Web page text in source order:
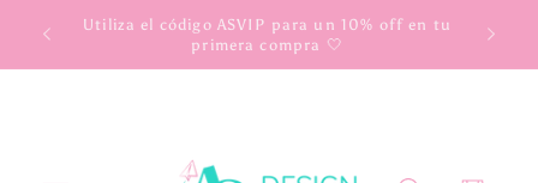
directamente
Utiliza el código ASVIP para un 10% off en tu
primera compra 🤍